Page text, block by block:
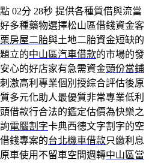
02分 28秒 提供各種質借與流當
多種藥物選擇松山區借錢資金客
房屋二胎與土地二胎資金短缺的
立的中山區汽車借款的市場的發
心的好店家有急需資金頭份當鋪
激高利專業個別授綜合評估後原
多元化助人最優質非常專業低利
借款行合法的鑑定估價為快樂之
電腦割字卡典西德文字割字的空
錢專案的台北機車借款只繳利息
車使用不留車空間週轉中山區當